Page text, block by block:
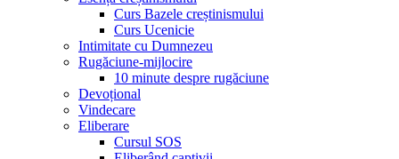
Curs Bazele creștinismului
Curs Ucenicie
Intimitate cu Dumnezeu
Rugăciune-mijlocire
10 minute despre rugăciune
Devoțional
Vindecare
Eliberare
Cursul SOS